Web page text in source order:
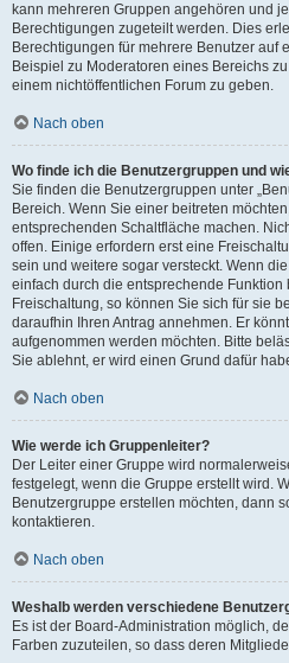
kann mehreren Gruppen angehören und
Berechtigungen zugeteilt werden. Dies
Berechtigungen für mehrere Benutzer auf
Beispiel zu Moderatoren eines Bereichs
einem nichtöffentlichen Forum zu geben.
Nach oben
Wo finde ich die Benutzergruppen und
Sie finden die Benutzergruppen unter
Bereich. Wenn Sie einer beitreten
entsprechenden Schaltfläche machen.
offen. Einige erfordern erst eine
sein und weitere sogar versteckt. Wenn
einfach durch die entsprechende
Freischaltung, so können Sie sich für sie
daraufhin Ihren Antrag annehmen. Er
aufgenommen werden möchten. Bitte
Sie ablehnt, er wird einen Grund dafür
Nach oben
Wie werde ich Gruppenleiter?
Der Leiter einer Gruppe wird
festgelegt, wenn die Gruppe erstellt wird.
Benutzergruppe erstellen möchten, dann
kontaktieren.
Nach oben
Weshalb werden verschiedene
Es ist der Board-Administration möglich,
Farben zuzuteilen, so dass deren